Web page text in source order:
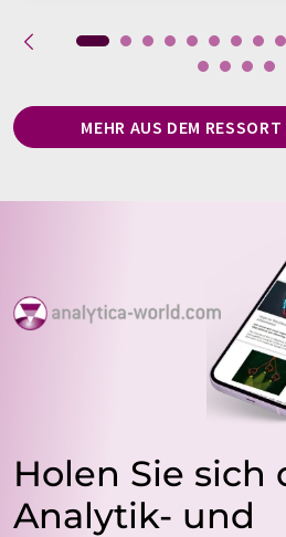
MEHR AUS DEM
Holen Sie sich
Analytik- und